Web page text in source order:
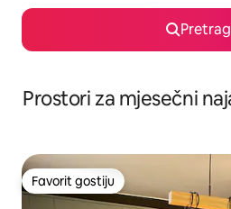
Prostori za mjesečni
Favorit gostiju
Favorit gostiju